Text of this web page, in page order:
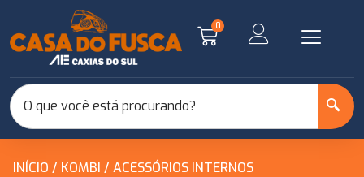
0
INÍCIO / KOMBI /ACESSÓRIOS INTERNOS